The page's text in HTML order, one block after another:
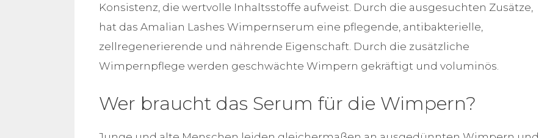
Konsistenz, die wertvolle Inhaltsstoffe aufweist. Durch die ausgesuchten Zusätze,
hat das Amalian Lashes Wimpernserum eine pflegende, antibakterielle,
zellregenerierende und nährende Eigenschaft. Durch die zusätzliche
Wimpernpflege werden geschwächte Wimpern gekräftigt und voluminös.
Wer braucht das Serum für die Wimpern?